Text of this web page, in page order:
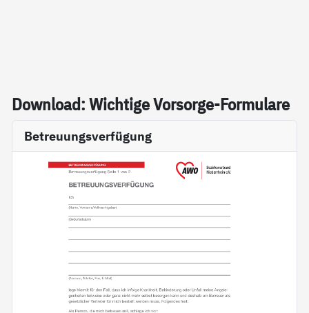
Down­load: Wich­ti­ge Vor­sor­ge-For­mu­la­re
Betreuungsverfügung